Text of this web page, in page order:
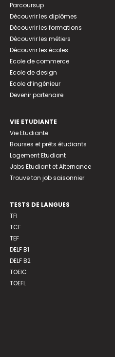
Parcoursup
Découvrir les diplômes
Découvrir les formations
Découvrir les métiers
Découvrir les écoles
Ecole de commerce
Ecole de design
Ecole d’ingénieur
Devenir partenaire
VIE ETUDIANTE
Vie Etudiante
Bourses et prêts étudiants
Logement Etudiant
Jobs Etudiant et Alternance
Trouve ton job saisonnier
TESTS DE LANGUES
TFI
TCF
TEF
DELF B1
DELF B2
TOEIC
TOEFL